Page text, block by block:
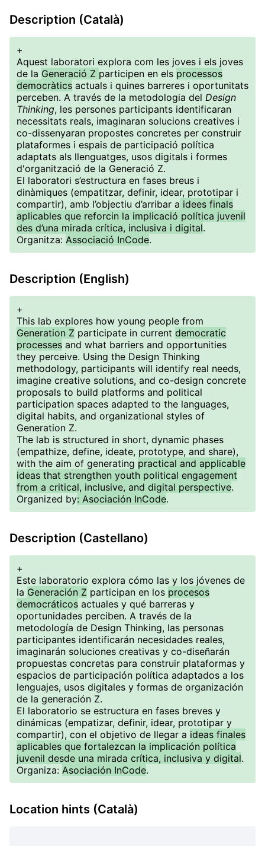
Description (Català)
+
Aquest laboratori explora com les joves i els joves
de la Generació Z participen en els processos
democràtics actuals i quines barreres i oportunitats
perceben. A través de la metodologia del Design
Thinking, les persones participants identificaran
necessitats reals, imaginaran solucions creatives i
co-dissenyaran propostes concretes per construir
plataformes i espais de participació política
adaptats als llenguatges, usos digitals i formes
d'organització de la Generació Z.
El laboratori s’estructura en fases breus i
dinàmiques (empatitzar, definir, idear, prototipar i
compartir), amb l’objectiu d’arribar a idees finals
aplicables que reforcin la implicació política juvenil
des d’una mirada crítica, inclusiva i digital.
Organitza: Associació InCode.
Description (English)
+
This lab explores how young people from
Generation Z participate in current democratic
processes and what barriers and opportunities
they perceive. Using the Design Thinking
methodology, participants will identify real needs,
imagine creative solutions, and co-design concrete
proposals to build platforms and political
participation spaces adapted to the languages,
digital habits, and organizational styles of
Generation Z.
The lab is structured in short, dynamic phases
(empathize, define, ideate, prototype, and share),
with the aim of generating practical and applicable
ideas that strengthen youth political engagement
from a critical, inclusive, and digital perspective.
Organized by: Asociación InCode.
Description (Castellano)
+
Este laboratorio explora cómo las y los jóvenes de
la Generación Z participan en los procesos
democráticos actuales y qué barreras y
oportunidades perciben. A través de la
metodología de Design Thinking, las personas
participantes identificarán necesidades reales,
imaginarán soluciones creativas y co-diseñarán
propuestas concretas para construir plataformas y
espacios de participación política adaptados a los
lenguajes, usos digitales y formas de organización
de la generación Z.
El laboratorio se estructura en fases breves y
dinámicas (empatizar, definir, idear, prototipar y
compartir), con el objetivo de llegar a ideas finales
aplicables que fortalezcan la implicación política
juvenil desde una mirada crítica, inclusiva y digital.
Organiza: Asociación InCode.
Location hints (Català)